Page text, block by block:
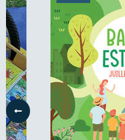
Précédent